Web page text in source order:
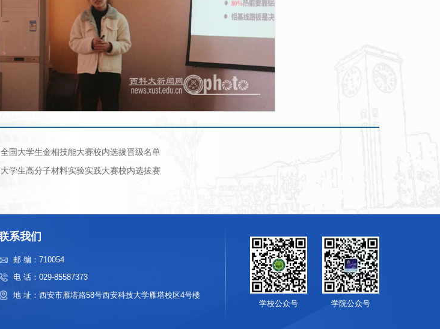
国大学生金相技能大赛校内选拔晋级名单
学生高分子材料实验实践大赛校内选拔赛
系我们
邮 编：710054
电 话：029-85587373
地 址：西安市雁塔路58号西安科技大学雁塔校区4号楼
学校公众号
学院公众号